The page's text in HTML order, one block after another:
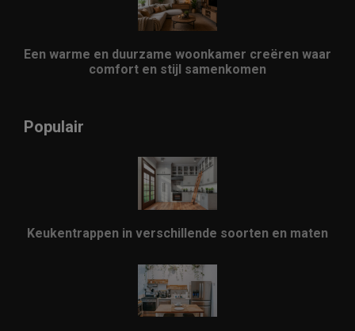
Een warme en duurzame woonkamer creëren waar
comfort en stijl samenkomen
Populair
Keukentrappen in verschillende soorten en maten